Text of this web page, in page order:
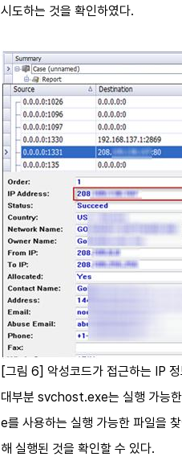
시도하는 것을 확인하였다.
[그림 6] 악성코드가 접근하는 IP
대부분 svchost.exe는 실행 가능
e를 사용하는 실행 가능한 파일을
해 실행된 것을 확인할 수 있다.